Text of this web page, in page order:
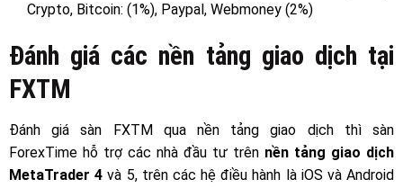
Crypto, Bitcoin: (1%), Paypal, Webmoney (2%)
Đánh giá các nền tảng giao dịch tại
FXTM
Đánh giá sàn FXTM qua nền tảng giao dịch thì sàn
ForexTime hỗ trợ các nhà đầu tư trên nền tảng giao dịch
MetaTrader 4 và 5, trên các hệ điều hành là iOS và Android